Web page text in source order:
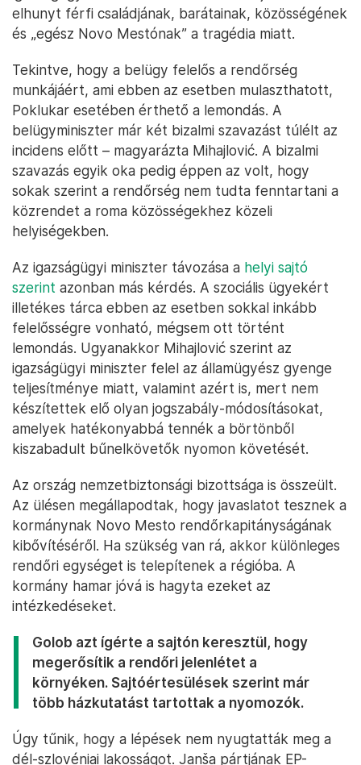
„A lemondásommal szeretnék hozzájárulni a helyzet
megnyugtatásához. Mindannyiunkban szomorúság
fenntartásáért a rendőrség és az ügyészség felel,
és el kell végezniük a munkájukat szakmailag,
függetlenül, és kifogások keresése nélkül
együttműködve. A mások reakcióira és
felszólításaira pedig csak annyit válaszolok:
mindenkinek át kell gondolnia a saját felelősségét.
Én megtettem” –mondtaa sajtótájékoztatón az
igazságügyi miniszter. Ő is részvétét fejezte ki az
elhunyt férfi családjának, barátainak, közösségének
és „egész Novo Mestónak” a tragédia miatt.
Tekintve, hogy a belügy felelős a rendőrség
munkájáért, ami ebben az esetben mulaszthatott,
Poklukar esetében érthető a lemondás. A
belügyminiszter már két bizalmi szavazást túlélt az
incidens előtt – magyarázta Mihajlović. A bizalmi
szavazás egyik oka pedig éppen az volt, hogy
sokak szerint a rendőrség nem tudta fenntartani a
közrendet a roma közösségekhez közeli
helyiségekben.
Az igazságügyi miniszter távozása ahelyi sajtó
szerintazonban más kérdés. A szociális ügyekért
illetékes tárca ebben az esetben sokkal inkább
felelősségre vonható, mégsem ott történt
lemondás. Ugyanakkor Mihajlović szerint az
igazságügyi miniszter felel az államügyész gyenge
teljesítménye miatt, valamint azért is, mert nem
készítettek elő olyan jogszabály-módosításokat,
amelyek hatékonyabbá tennék a börtönből
kiszabadult bűnelkövetők nyomon követését.
Az ország nemzetbiztonsági bizottsága is összeült.
Az ülésen megállapodtak, hogy javaslatot tesznek a
kormánynak Novo Mesto rendőrkapitányságának